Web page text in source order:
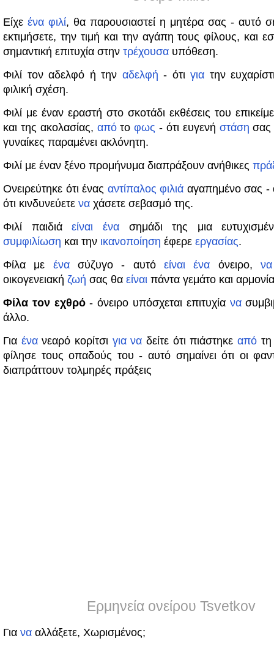
Είχε ένα φιλί, θα παρουσιαστεί η μητέρα σας - αυτό
εκτιμήσετε, την τιμή και την αγάπη τους φίλους, και
σημαντική επιτυχία στην τρέχουσα υπόθεση.
Φιλί τον αδελφό ή την αδελφή - ότι για την
φιλική σχέση.
Φιλί με έναν εραστή στο σκοτάδι εκθέσεις του
και της ακολασίας, απότοφως - ότι ευγενή στάση σας
γυναίκες παραμένει ακλόνητη.
Φιλί με έναν ξένο προμήνυμα διαπράξουν ανήθικες
Ονειρεύτηκε ότι ένας αντίπαλος φιλιά αγαπημένο σας -
ότι κινδυνεύετε να χάσετε σεβασμό της.
Φιλί παιδιάείναι ένασημάδι της μια
συμφιλίωση και την ικανοποίηση έφερε εργασίας.
Φίλα με ένασύζυγο - αυτόείναι ένα όνειρο,να
οικογενειακή ζωή σας θα είναι πάντα γεμάτο και
Φίλα τον εχθρό- όνειρο υπόσχεται επιτυχία να
άλλο.
Για ένανεαρό κορίτσι για να δείτε ότι πιάστηκεαπό
φίλησε τους οπαδούς του - αυτό σημαίνει ότι οι
διαπράττουν τολμηρές πράξεις
Ερμηνεία ονείρου Tsvetkov
Για να αλλάξετε, Χωρισμένος;